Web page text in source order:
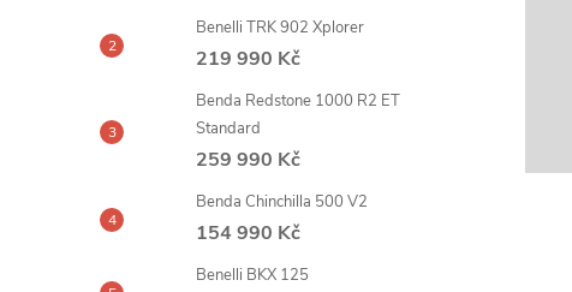
Benelli TRK 902 Xplorer
219 990 Kč
Benda Redstone 1000 R2 ET
Standard
259 990 Kč
Benda Chinchilla 500 V2
154 990 Kč
Benelli BKX 125